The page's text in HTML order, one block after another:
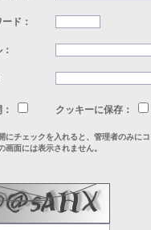
ド：
クッキーに保存：
にチェックを入れると、管理者のみに
画面には表示されません。